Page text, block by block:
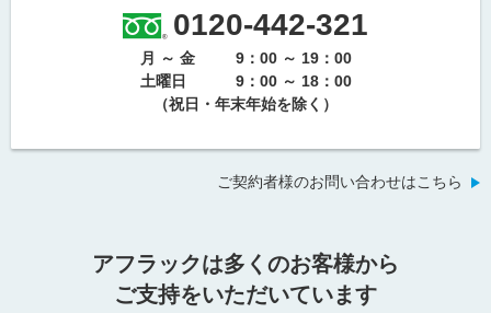
0120-442-321
月 ～ 金
9：00 ～ 19：00
土曜日
9：00 ～ 18：00
（祝日・年末年始を除く）
ご契約者様のお問い合わせはこちら
アフラックは多くのお客様から
ご支持をいただいています